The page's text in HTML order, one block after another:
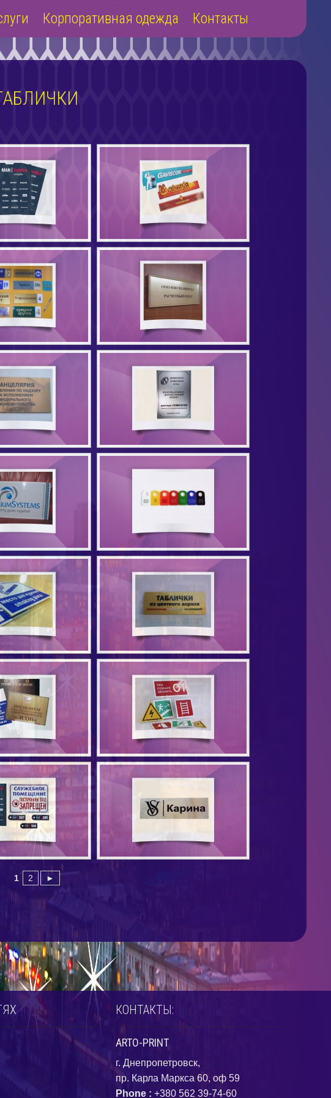
Корпоративная одежда Контакты
1 2 ►
КОНТАКТЫ:
ARTO-PRINT
г. Днепропетровск,
пр. Карла Маркса 60, оф 59
Phone : +380 562 39-74-60